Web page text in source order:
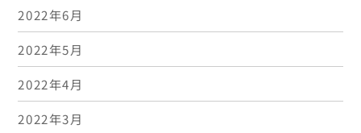
2022年6月
2022年5月
2022年4月
2022年3月